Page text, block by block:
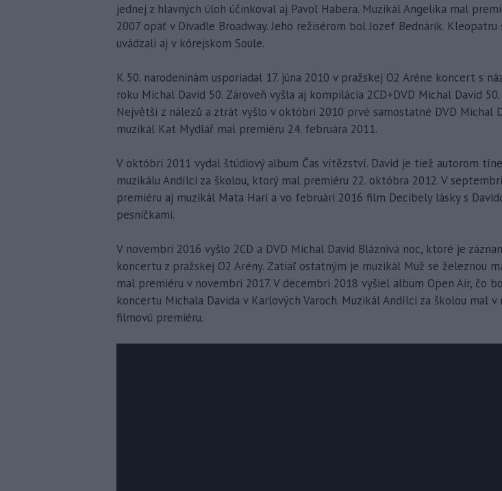
jednej z hlavných úloh účinkoval aj Pavol Habera. Muzikál Angelika mal
2007 opäť v Divadle Broadway. Jeho režisérom bol Jozef Bednárik. Kleopatru
uvádzali aj v kórejskom Soule.
K 50. narodeninám usporiadal 17. júna 2010 v pražskej O2 Aréne koncert s
roku Michal David 50. Zároveň vyšla aj kompilácia 2CD+DVD Michal David
Největší z nálezů a ztrát vyšlo v októbri 2010 prvé samostatné DVD Michal
muzikál Kat Mydlář mal premiéru 24. februára 2011.
V októbri 2011 vydal štúdiový album Čas vítězství. David je tiež autorom
muzikálu Andílci za školou, ktorý mal premiéru 22. októbra 2012. V
premiéru aj muzikál Mata Hari a vo februári 2016 film Decibely lásky s
pesničkami.
V novembri 2016 vyšlo 2CD a DVD Michal David Bláznivá noc, ktoré je
koncertu z pražskej O2 Arény. Zatiaľ ostatným je muzikál Muž se železnou
mal premiéru v novembri 2017. V decembri 2018 vyšiel album Open Air, čo
koncertu Michala Davida v Karlových Varoch. Muzikál Andílci za školou mal v
filmovú premiéru.